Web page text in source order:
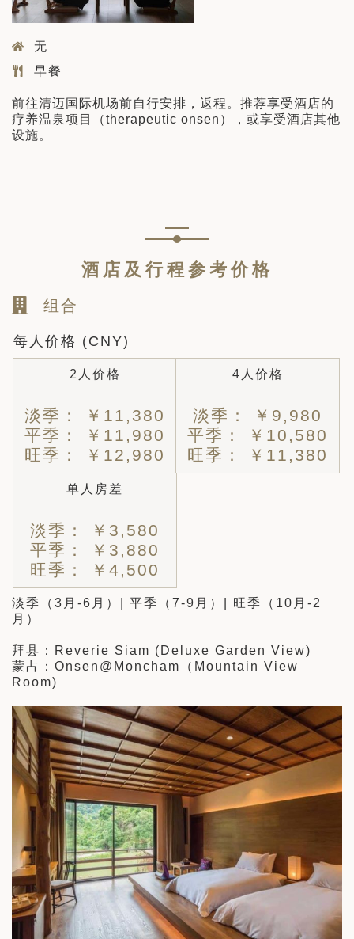
无
早餐
前往清迈国际机场前自行安排，返程。推荐享受酒店的
疗养温泉项目（therapeutic onsen），或享受酒店其他
设施。
酒店及行程参考价格
组合
每人价格 (CNY)
2人价格
淡季： ￥11,380
平季： ￥11,980
旺季： ￥12,980
4人价格
淡季： ￥9,980
平季： ￥10,580
旺季： ￥11,380
单人房差
淡季： ￥3,580
平季： ￥3,880
旺季： ￥4,500
淡季（3月-6月）| 平季（7-9月）| 旺季（10月-2
月）
拜县：Reverie Siam (Deluxe Garden View)
蒙占：Onsen@Moncham（Mountain View
Room)